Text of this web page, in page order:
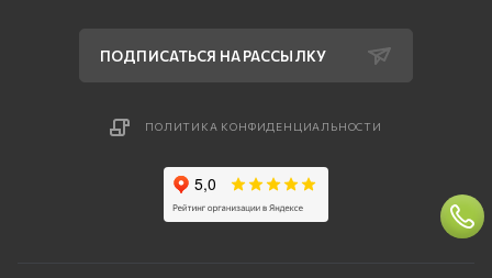
ПОДПИСАТЬСЯ НА РАССЫЛКУ
ПОЛИТИКА КОНФИДЕНЦИАЛЬНОСТИ